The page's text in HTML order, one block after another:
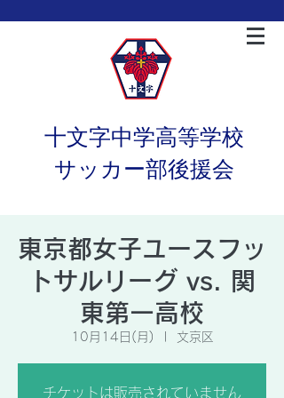
十文字中学高等学校
サッカー部後援会
東京都女子ユースフッ
トサルリーグ vs. 関
東第一高校
10月14日(月) 文京区
チケットは販売されていません